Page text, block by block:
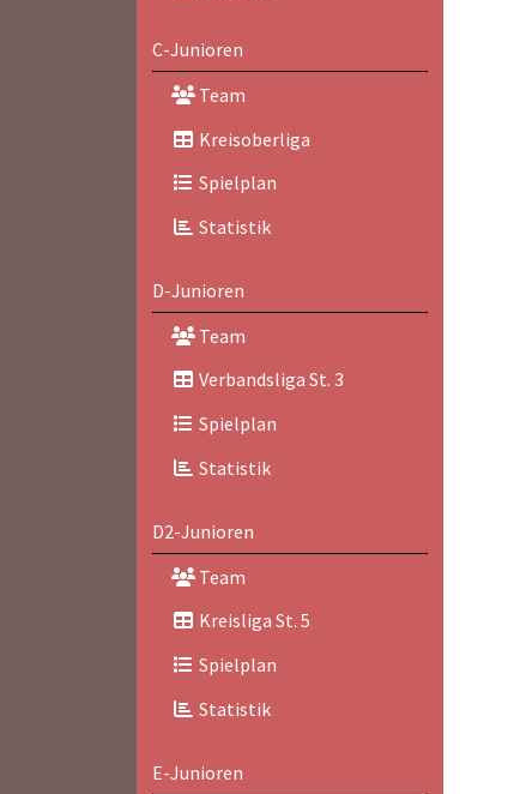
C-Junioren
Team
Kreisoberliga
Spielplan
Statistik
D-Junioren
Team
Verbandsliga St. 3
Spielplan
Statistik
D2-Junioren
Team
Kreisliga St. 5
Spielplan
Statistik
E-Junioren